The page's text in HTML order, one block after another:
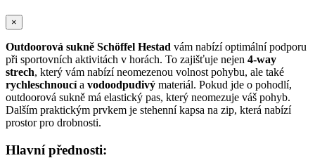
×
Outdoorová sukně Schöffel Hestad vám nabízí optimální podporu
při sportovních aktivitách v horách. To zajišťuje nejen 4-way
strech, který vám nabízí neomezenou volnost pohybu, ale také
rychleschnoucía vodoodpudivý materiál. Pokud jde o pohodlí,
outdoorová sukně má elastický pas, který neomezuje váš pohyb.
Dalším praktickým prvkem je stehenní kapsa na zip, která nabízí
prostor pro drobnosti.
Hlavní přednosti: